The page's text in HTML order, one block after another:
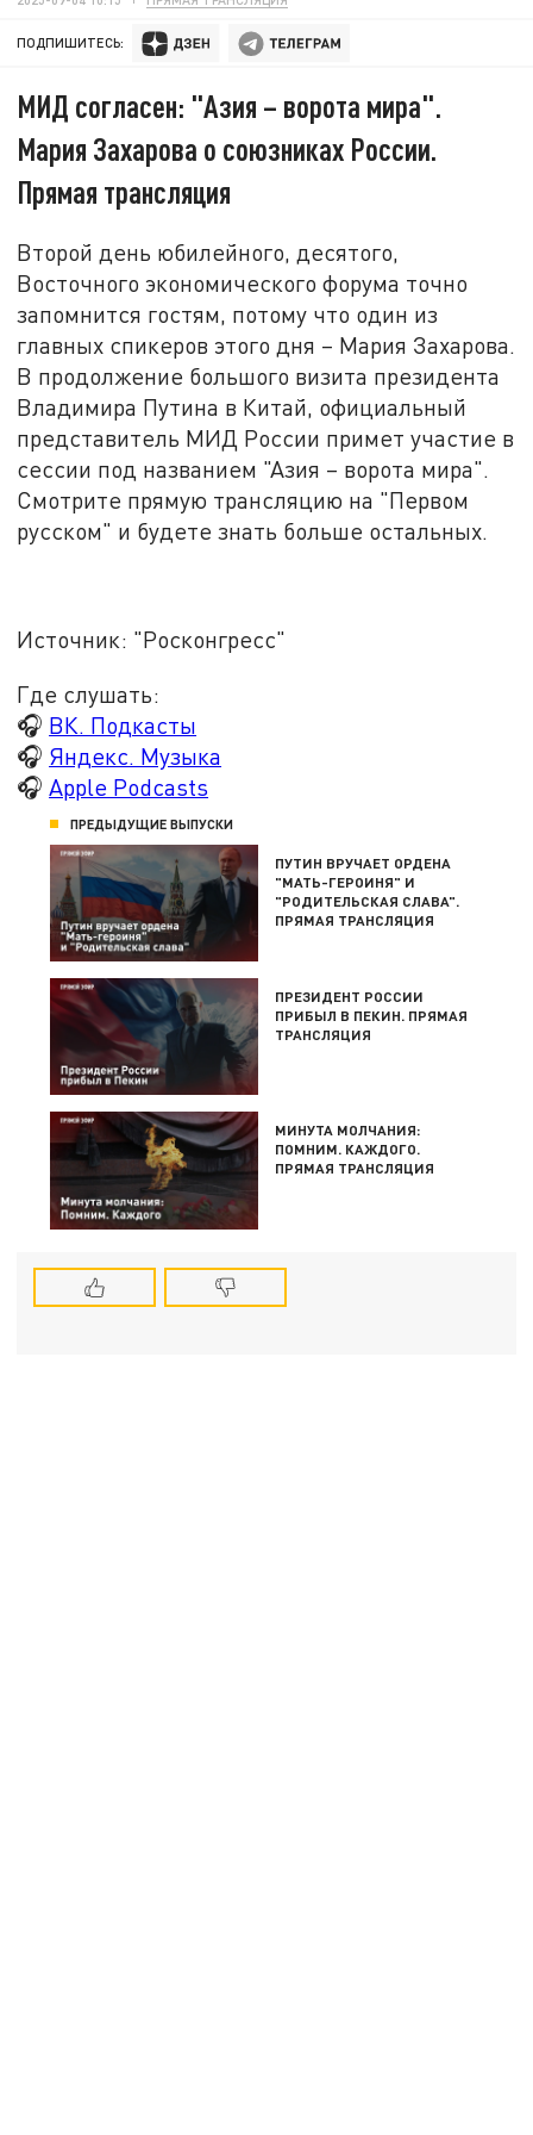
ПОДПИШИТЕСЬ:
МИД согласен: "Азия – ворота мира".
Мария Захарова о союзниках России.
Прямая трансляция
Второй день юбилейного, десятого,
Восточного экономического форума точно
запомнится гостям, потому что один из
главных спикеров этого дня – Мария Захарова.
В продолжение большого визита президента
Владимира Путина в Китай, официальный
представитель МИД России примет участие в
сессии под названием "Азия – ворота мира".
Смотрите прямую трансляцию на "Первом
русском" и будете знать больше остальных.
Источник: "Росконгресс"
Где слушать:
🎧 ВК. Подкасты
🎧 Яндекс. Музыка
🎧Apple Podcasts
ПРЕДЫДУЩИЕ ВЫПУСКИ
ПУТИН ВРУЧАЕТ ОРДЕНА
"МАТЬ-ГЕРОИНЯ" И
"РОДИТЕЛЬСКАЯ СЛАВА".
ПРЯМАЯ ТРАНСЛЯЦИЯ
ПРЕЗИДЕНТ РОССИИ
ПРИБЫЛ В ПЕКИН. ПРЯМАЯ
ТРАНСЛЯЦИЯ
МИНУТА МОЛЧАНИЯ:
ПОМНИМ. КАЖДОГО.
ПРЯМАЯ ТРАНСЛЯЦИЯ